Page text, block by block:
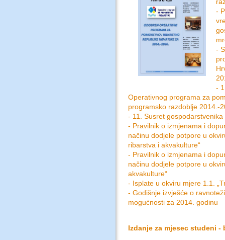
-
-
-
Operativnog programa za
programsko razdoblje 2014.-
- 11. Susret
- Pravilnik o izmjenama i
načinu dodjele potpore u
ribarstva i akvakulture“
- Pravilnik o izmjenama i
načinu dodjele potpore u
akvakulture“
- Isplate u okviru mjere 1.1.
- Godišnje izvješće o
mogućnosti za 2014. godinu
Izdanje za mjesec studeni -